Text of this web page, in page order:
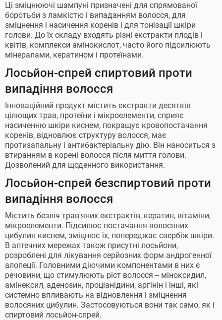
Ці зміцнюючі шампуні призначені для спрямованої
боротьби з ламкістю і випаданням волосся, для
зміцнення і насичення коренів і для тонізації шкіри
голови. До їх складу входять різні екстракти плодів і
квітів, комплекси амінокислот, часто його підсилюють
мінералами, кератином і протеїнами.
Лосьйон-спрей спиртовий проти
випадіння волосся
Інноваційний продукт містить екстракти десятків
цілющих трав, протеїни і мікроелементи, сприяє
насиченню шкіри киснем, покращує кровопостачання
коренів, відновлює структуру волосся, має
протизапальну і антибактеріальну дію. Він наноситься з
втиранням в корені волосся після миття голови.
Дозволений для щоденного використання.
Лосьйон-спрей безспиртовий проти
випадіння волосся
Містить безліч трав'яних екстрактів, кератин, вітаміни,
мікроелементи. Підсилює постачання волосяних
цибулин киснем, зміцнює їх, попереджає свербіж шкіри.
В аптечних мережах також присутні лосьйони,
розроблені для лікування серйозних форм андрогенної
алопеції. Головними діючими компонентами в них є
речовини, що стимулюють ріст волосся -- міноксидил,
амінексил, аденозин, проціанідини, аргінін і інші, які
системно впливають на відновлення і зміцнення
волосяних цибулин. Застосовуються вони так само, як і
спиртовий лосьйон-спрей.